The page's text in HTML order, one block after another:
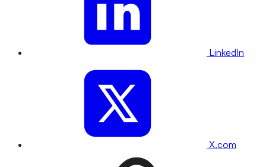
LinkedIn
X.com